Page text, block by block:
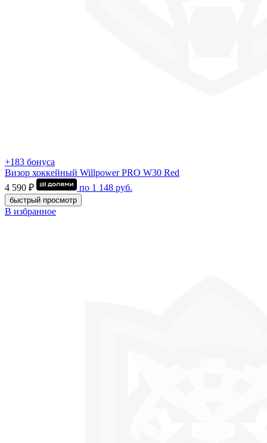
+183 бонуса
Визор хоккейный Willpower PRO W30 Red
4 590 ₽
по 1 148 руб.
быстрый просмотр
В избранное